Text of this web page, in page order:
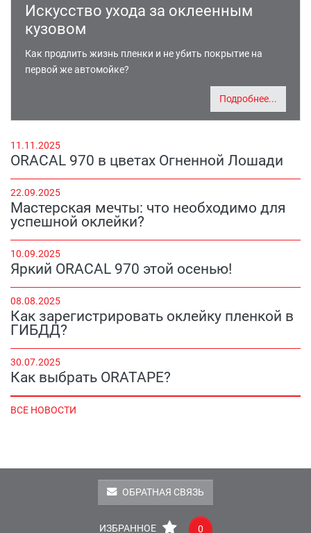
Искусство ухода за оклеенным
кузовом
Как продлить жизнь пленки и не убить покрытие на
первой же автомойке?
Подробнее...
11.11.2025
ORACAL 970 в цветах Огненной Лошади
22.09.2025
Мастерская мечты: что необходимо для
успешной оклейки?
10.09.2025
Яркий ORACAL 970 этой осенью!
08.08.2025
Как зарегистрировать оклейку пленкой в
ГИБДД?
30.07.2025
Как выбрать ORATAPE?
ВСЕ НОВОСТИ
ОБРАТНАЯ СВЯЗЬ
ИЗБРАННОЕ 0